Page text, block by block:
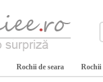
Rochii de seara Rochii